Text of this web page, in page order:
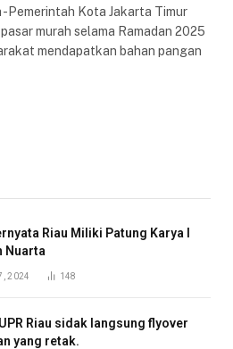
-Pemerintah Kota Jakarta Timur
murah selama Ramadan 2025
mendapatkan bahan pangan
Riau Miliki Patung Karya I
Nuarta
2024 148
Riau sidak langsung flyover
yang retak.